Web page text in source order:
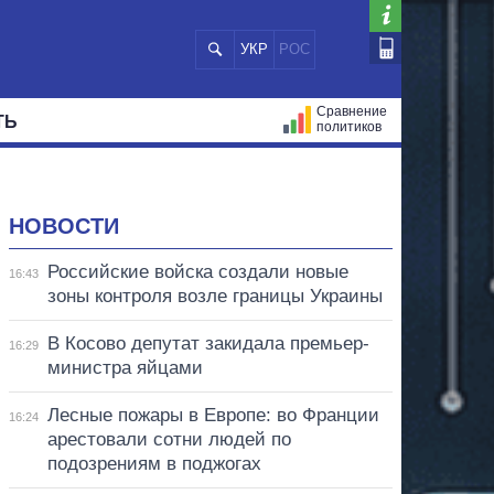
УКР РОС
Сравнение
политиков
НОВОСТИ
16:43
Российские войска создали новые
зоны контроля возле границы Украины
16:29
В Косово депутат закидала премьер-
министра яйцами
16:24
Лесные пожары в Европе: во Франции
арестовали сотни людей по
подозрениям в поджогах